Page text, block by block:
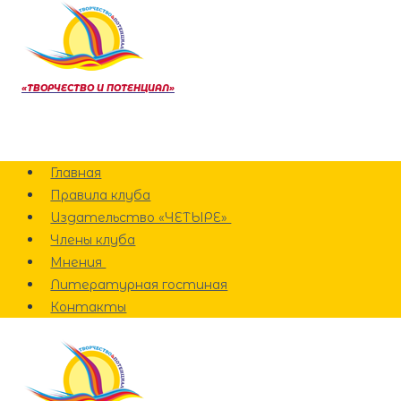
Перейти
содержанию
«ТВОРЧЕСТВО И ПОТЕНЦИАЛ»
Главная
Правила клуба
Издательство «ЧЕТЫРЕ»
Члены клуба
Мнения
Литературная гостиная
Контакты